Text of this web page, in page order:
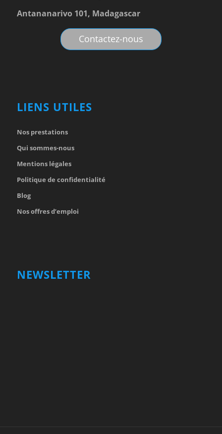
Antananarivo 101, Madagascar
Contactez-nous
LIENS UTILES
Nos prestations
Qui sommes-nous
Mentions légales
Politique de confidentialité
Blog
Nos offres d’emploi
NEWSLETTER